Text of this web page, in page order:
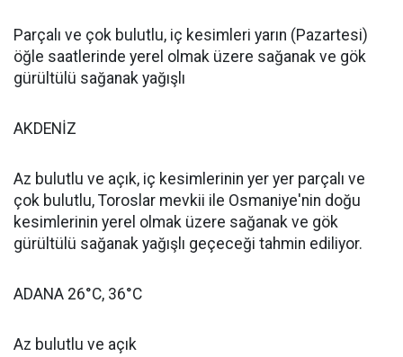
Parçalı ve çok bulutlu, iç kesimleri yarın (Pazartesi)
öğle saatlerinde yerel olmak üzere sağanak ve gök
gürültülü sağanak yağışlı
AKDENİZ
Az bulutlu ve açık, iç kesimlerinin yer yer parçalı ve
çok bulutlu, Toroslar mevkii ile Osmaniye'nin doğu
kesimlerinin yerel olmak üzere sağanak ve gök
gürültülü sağanak yağışlı geçeceği tahmin ediliyor.
ADANA 26°C, 36°C
Az bulutlu ve açık